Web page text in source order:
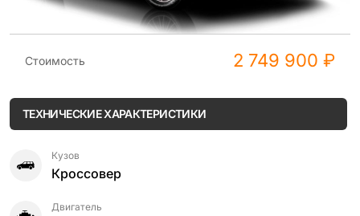
Стоимость 2 749 900 ₽
ТЕХНИЧЕСКИЕ ХАРАКТЕРИСТИКИ
Кузов
Кроссовер
Двигатель